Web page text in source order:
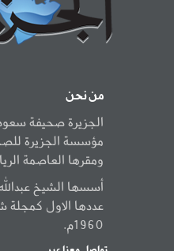
من نحن
الجزيرة صحيفة
مؤسسة الجزيرة
ومقرها العاصمة
أسسها الشيخ
عددها الاول كمجلة
1960م.